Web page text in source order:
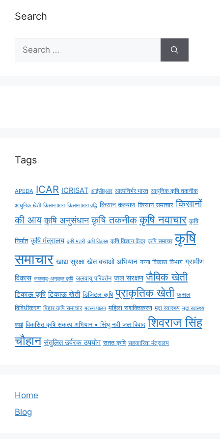
Search
Tags
APEDA ICAR ICRISAT आईसीएआर आत्मनिर्भर भारत आधुनिक कृषि तकनीक
आधुनिक खेती किसान आय किसान आय वृद्धि किसान कल्याण किसान समाचार किसानों
की आय कृषि अनुसंधान कृषि तकनीक कृषि नवाचार कृषि
निर्यात कृषि मंत्रालय कृषि मंत्री कृषि विकास कृषि विज्ञान केंद्र कृषि समाचर कृषि
समाचार खाद्य सुरक्षा खेत बचाओ अभियान गन्ना विकास विभाग ग्रामीण
विकास जलवायु-अनुकूल कृषि जलवायु परिवर्तन जल संरक्षण जैविक खेती
टिकाऊ कृषि टिकाऊ खेती डिजिटल कृषि प्राकृतिक खेती फसल
विविधीकरण बिहार कृषि समाचार मत्स्य पालन महिला सशक्तिकरण मृदा स्वास्थ्य मृदा स्वास्थ्य
कार्ड विकसित कृषि संकल्प अभियान • सिंधु नदी जल विवाद शिवराज सिंह
चौहान संतुलित उर्वरक उपयोग सतत कृषि सहकारिता मंत्रालय
Home
Blog